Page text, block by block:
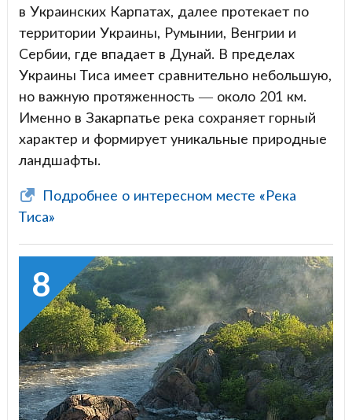
в Украинских Карпатах, далее протекает по
территории Украины, Румынии, Венгрии и
Сербии, где впадает в Дунай. В пределах
Украины Тиса имеет сравнительно небольшую,
но важную протяженность — около 201 км.
Именно в Закарпатье река сохраняет горный
характер и формирует уникальные природные
ландшафты.
Подробнее о интересном месте «Река
Тиса»
8